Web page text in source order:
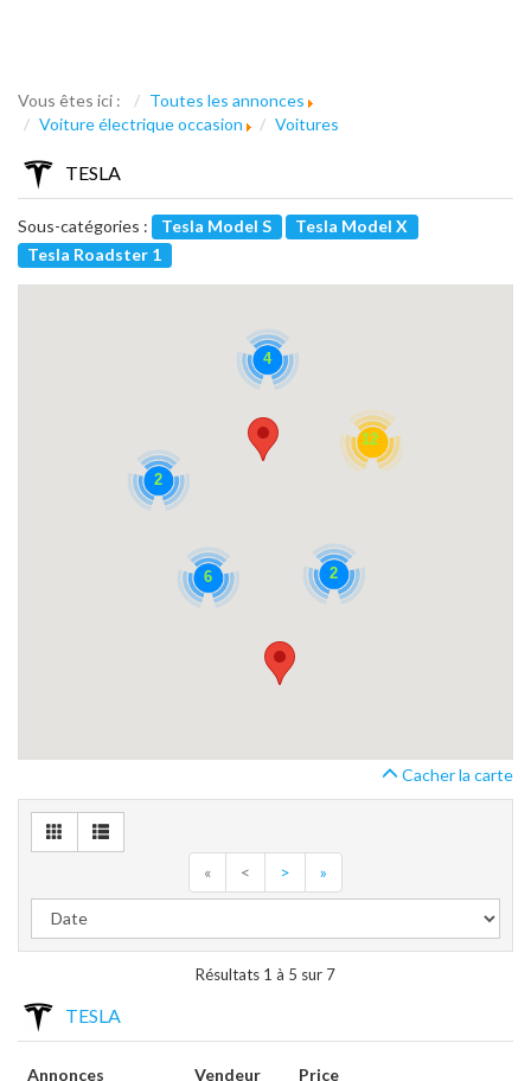
Vous êtes ici :
Toutes les annonces
Voiture électrique occasion
Voitures
TESLA
Sous-catégories : Tesla Model S
Tesla Model X
Tesla Roadster 1
12
2
2
6
4
Cacher la carte
« < > »
Résultats 1 à 5 sur 7
TESLA
Annonces Vendeur Price